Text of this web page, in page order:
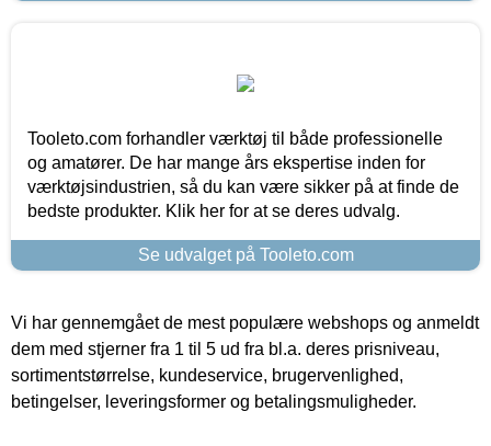
Tooleto.com forhandler værktøj til både professionelle
og amatører. De har mange års ekspertise inden for
værktøjsindustrien, så du kan være sikker på at finde de
bedste produkter. Klik her for at se deres udvalg.
Se udvalget på Tooleto.com
Vi har gennemgået de mest populære webshops og anmeldt
dem med stjerner fra 1 til 5 ud fra bl.a. deres prisniveau,
sortimentstørrelse, kundeservice, brugervenlighed,
betingelser, leveringsformer og betalingsmuligheder.